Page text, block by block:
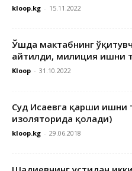
kloop.kg - 15.11.2022
Ўшда мактабнинг
айтилди, милиция ишни
Kloop - 31.10.2022
Суд Исаевга қарши ишни
изоляторида қолади)
kloop.kg - 29.06.2018